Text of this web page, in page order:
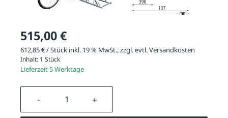
515,00 €
612,85 € / Stück inkl. 19 % MwSt., zzgl. evtl.Versandkosten
Inhalt: 1 Stück
Lieferzeit 5 Werktage
Produkt Anzahl: Gib den